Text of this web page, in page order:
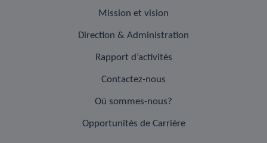
Mission et vision
Direction & Administration
Rapport d’activités
Contactez-nous
Où sommes-nous?
Opportunités de Carrière